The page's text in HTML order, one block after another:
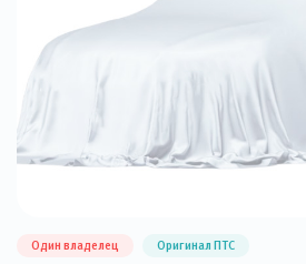
Один владелец Оригинал ПТС